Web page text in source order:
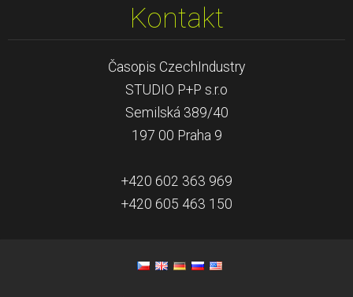
Kontakt
Časopis CzechIndustry
STUDIO P+P s.r.o
Semilská 389/40
197 00 Praha 9
+420 602 363 969
+420 605 463 150